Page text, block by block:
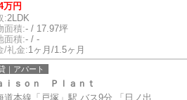
万円
:2LDK
面積:- / 17.97坪
面積:- / -
/礼金:1ヶ月/1.5ヶ月
｜アパート
ｉｓｏｎ Ｐｌａｎｔ
道本線「戸塚」駅 バス9分 「日ノ出